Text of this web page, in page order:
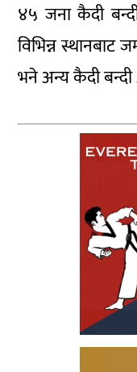
४५ जना कैदी
विभिन्न
भने अन्य कैदी